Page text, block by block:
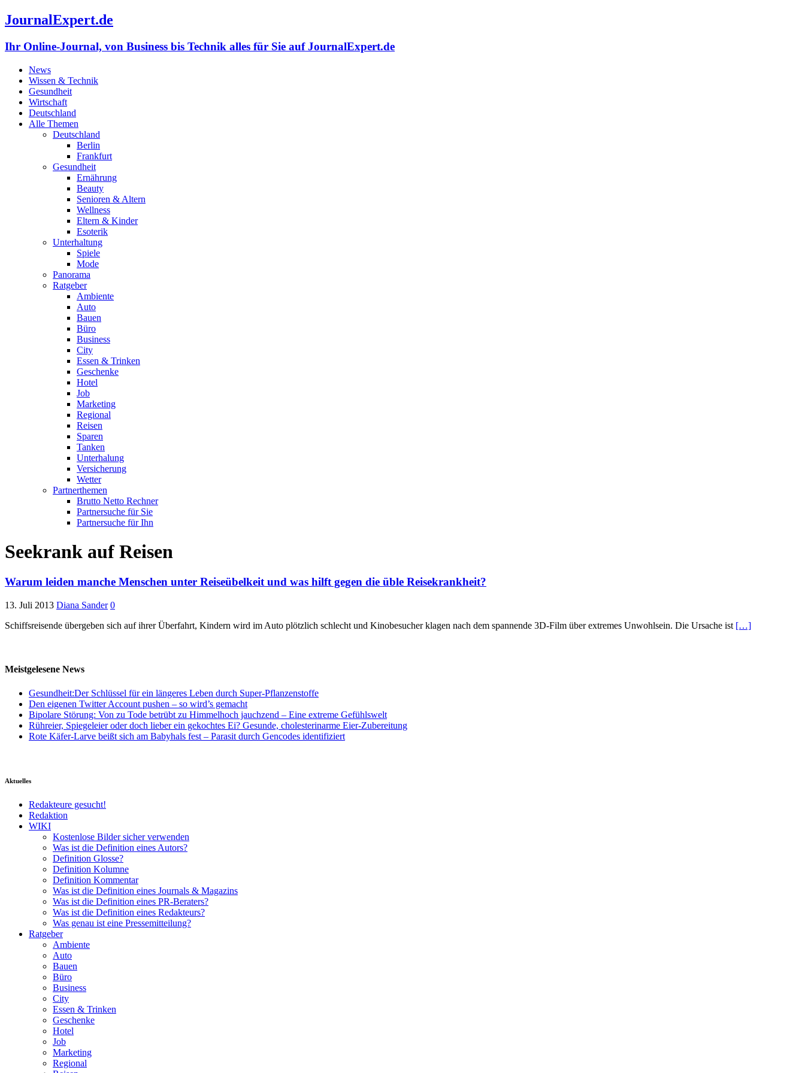
JournalExpert.de
Ihr Online-Journal, von Business bis Technik alles für Sie auf JournalExpert.de
News
Wissen & Technik
Gesundheit
Wirtschaft
Deutschland
Alle Themen
Deutschland
Berlin
Frankfurt
Gesundheit
Ernährung
Beauty
Senioren & Altern
Wellness
Eltern & Kinder
Esoterik
Unterhaltung
Spiele
Mode
Panorama
Ratgeber
Ambiente
Auto
Bauen
Büro
Business
City
Essen & Trinken
Geschenke
Hotel
Job
Marketing
Regional
Reisen
Sparen
Tanken
Unterhalung
Versicherung
Wetter
Partnerthemen
Brutto Netto Rechner
Partnersuche für Sie
Partnersuche für Ihn
Seekrank auf Reisen
Warum leiden manche Menschen unter Reiseübelkeit und was hilft gegen die üble Reisekrankheit?
13. Juli 2013 Diana Sander 0
Schiffsreisende übergeben sich auf ihrer Überfahrt, Kindern wird im Auto plötzlich schlecht und Kinobesucher klagen nach dem spannende 3D-Film über extremes Unwohlsein. Die Ursache ist […]
Meistgelesene News
Gesundheit:Der Schlüssel für ein längeres Leben durch Super-Pflanzenstoffe
Den eigenen Twitter Account pushen – so wird’s gemacht
Bipolare Störung: Von zu Tode betrübt zu Himmelhoch jauchzend – Eine extreme Gefühlswelt
Rühreier, Spiegeleier oder doch lieber ein gekochtes Ei? Gesunde, cholesterinarme Eier-Zubereitung
Rote Käfer-Larve beißt sich am Babyhals fest – Parasit durch Gencodes identifiziert
Aktuelles
Redakteure gesucht!
Redaktion
WIKI
Kostenlose Bilder sicher verwenden
Was ist die Definition eines Autors?
Definition Glosse?
Definition Kolumne
Definition Kommentar
Was ist die Definition eines Journals & Magazins
Was ist die Definition eines PR-Beraters?
Was ist die Definition eines Redakteurs?
Was genau ist eine Pressemitteilung?
Ratgeber
Ambiente
Auto
Bauen
Büro
Business
City
Essen & Trinken
Geschenke
Hotel
Job
Marketing
Regional